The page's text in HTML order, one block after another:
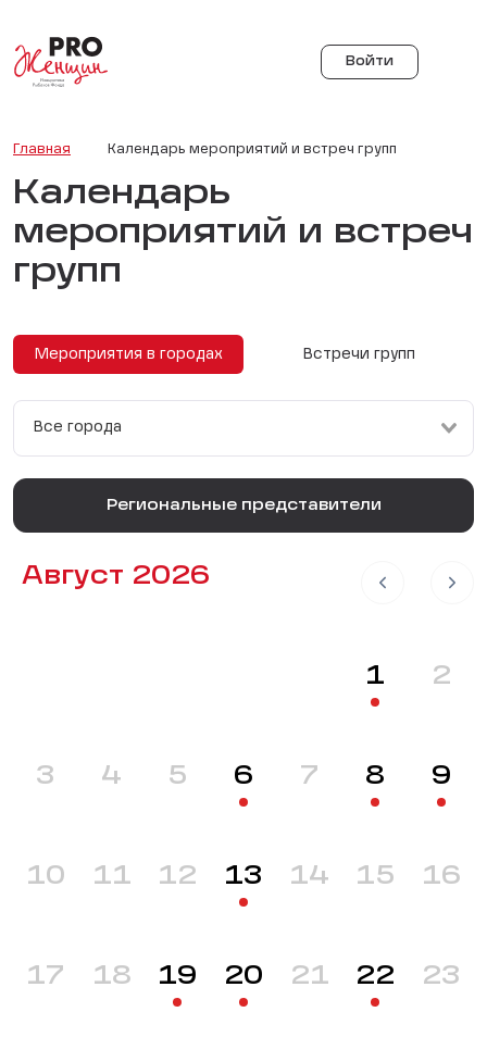
Войти
Главная Календарь мероприятий и встреч групп
Календарь
мероприятий и встреч
групп
Мероприятия в городах Встречи групп
Все города
Региональные представители
Август 2026
1 2
3 4 5 6 7 8 9
10 11 12 13 14 15 16
17 18 19 20 21 22 23